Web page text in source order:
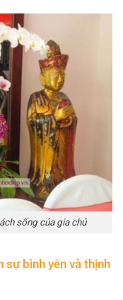
sống của gia chủ
sự bình yên và thịnh